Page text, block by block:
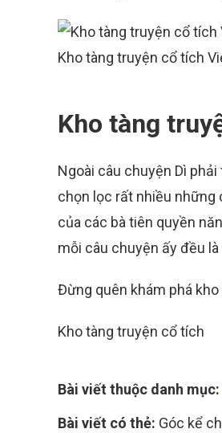
Kho tàng truyện cổ tích
Kho tàng
Ngoài câu chuyện Dì
chọn lọc rất nhiều những
của các bà tiên quyền
mỗi câu chuyện ấy đều
Đừng quên khám phá
Kho tàng truyện cổ tích
Bài viết thuộc danh mục:
Bài viết có thẻ: Góc kể